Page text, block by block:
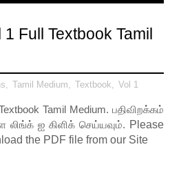
Full Textbook Tamil
Tamil Medium Textbook Vol 1
Tamil Medium.பதிவிறக்கம்
ஐ கிளிக் செய்யவும். Please
the PDF file from our Site